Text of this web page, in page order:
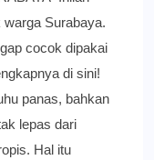
Surabaya.
cocok dipakai
di sini!
panas, bahkan
lepas dari
Hal itu